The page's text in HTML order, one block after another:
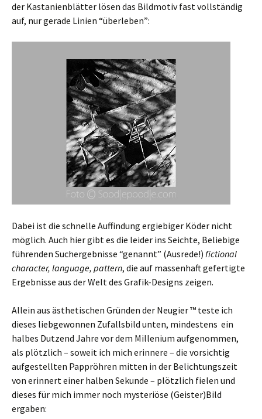
der Kastanienblätter lösen das Bildmotiv fast vollständig
auf, nur gerade Linien “überleben”:
Dabei ist die schnelle Auffindung ergiebiger Köder nicht
möglich. Auch hier gibt es die leider ins Seichte, Beliebige
führenden Suchergebnisse “genannt” (Ausrede!) fictional
character, language, pattern, die auf massenhaft gefertigte
Ergebnisse aus der Welt des Grafik-Designs zeigen.
Allein aus ästhetischen Gründen der Neugier ™ teste ich
dieses liebgewonnen Zufallsbild unten, mindestens ein
halbes Dutzend Jahre vor dem Millenium aufgenommen,
als plötzlich – soweit ich mich erinnere – die vorsichtig
aufgestellten Pappröhren mitten in der Belichtungszeit
von erinnert einer halben Sekunde – plötzlich fielen und
dieses für mich immer noch mysteriöse (Geister)Bild
ergaben: